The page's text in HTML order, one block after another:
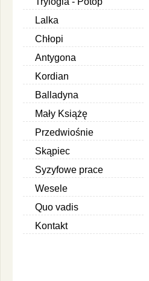
Lalka
Chłopi
Antygona
Kordian
Balladyna
Mały Książę
Przedwiośnie
Skąpiec
Syzyfowe prace
Wesele
Quo vadis
Kontakt